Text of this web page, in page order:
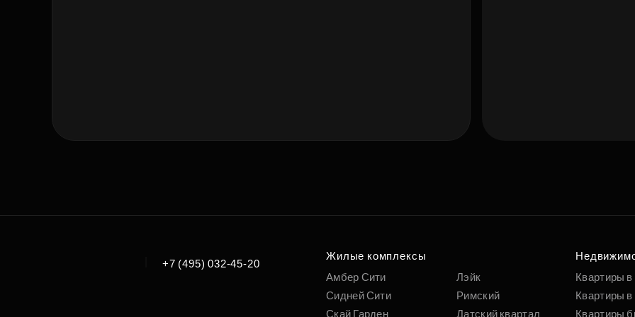
+7 (495) 032-45-20
Жилые комплексы
Амбер Сити
Сидней Сити
Скай Гарден
Лэйк
Римский
Датский квартал
Квартиры
Квартиры в
Квартиры